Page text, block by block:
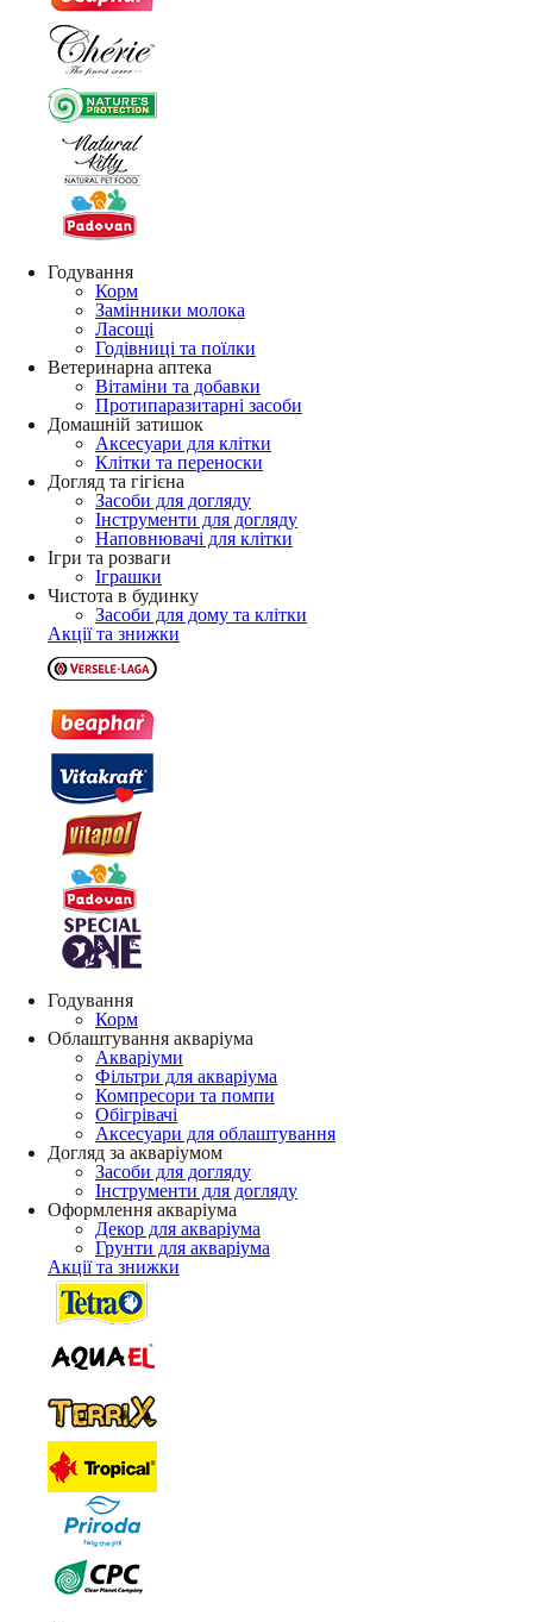
Годування
Корм
Замінники молока
Ласощі
Годівниці та поїлки
Ветеринарна аптека
Вітаміни та добавки
Протипаразитарні засоби
Домашній затишок
Аксесуари для клітки
Клітки та переноски
Догляд та гігієна
Засоби для догляду
Інструменти для догляду
Наповнювачі для клітки
Ігри та розваги
Іграшки
Чистота в будинку
Засоби для дому та клітки
Акції та знижки
Годування
Корм
Облаштування акваріума
Акваріуми
Фільтри для акваріума
Компресори та помпи
Обігрівачі
Аксесуари для облаштування
Догляд за акваріумом
Засоби для догляду
Інструменти для догляду
Оформлення акваріума
Декор для акваріума
Грунти для акваріума
Акції та знижки